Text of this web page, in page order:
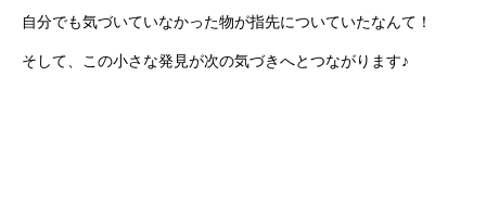
自分でも気づいていなかった物が指先についていたなんて！
そして、この小さな発見が次の気づきへとつながります♪